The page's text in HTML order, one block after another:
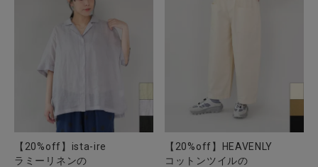
【20%off】ista-ire
ラミーリネンの
【20%off】HEAVENLY
コットンツイルの